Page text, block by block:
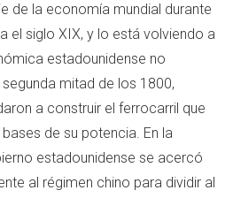
de la economía mundial durante
el siglo XIX, y lo está volviendo a
estadounidense no
mitad de los 1800,
a construir el ferrocarril que
de su potencia. En la
estadounidense se acercó
al régimen chino para dividir al